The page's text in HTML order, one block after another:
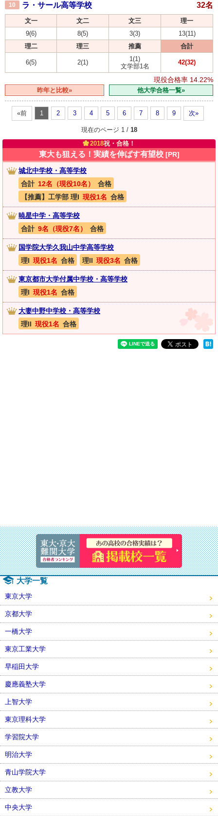
10 ラ・サール高等学校 32名
文一 文二 文三
理一
9(6)
8(5) 3(3)
13(11)
理二
理三 推薦 合計
6(5) 2(1)
1(1)
文学部1名
42(32)
現役合格率 14.22%
昨年と比較» 他大学合格一覧»
«前 1 2 3 4 5 6 7 8 9 次»
現在のページ 1 / 18
2018祝・合格！
東大も狙える！実績を伸ばす有望校 [PR]
城北中学校・高等学校
合計 12名（現役10名）
合格
【推薦】工学部 理I 現役1名 合格
暁星中学・高等学校
合計 9名（現役7名） 合格
国学院大学久我山中学高等学校
理I 現役1名 合格 理II 現役3名 合格
東京都市大学付属中学校・高等学校
理I 現役1名 合格
大妻中野中学校・高等学校
理II 現役1名 合格
速報！
大学一覧
東京大学
京都大学
一橋大学
東京工業大学
早稲田大学
慶應義塾大学
上智大学
東京理科大学
学習院大学
明治大学
青山学院大学
立教大学
中央大学